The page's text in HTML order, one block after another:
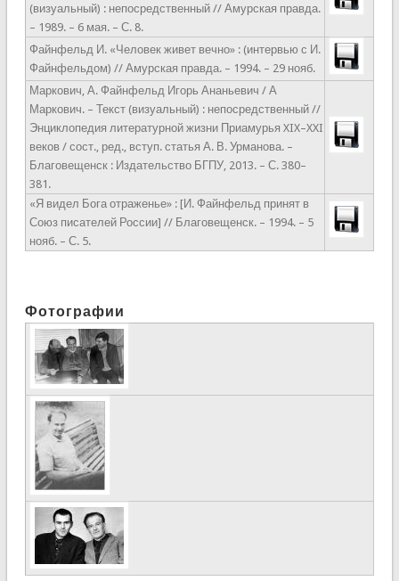
(визуальный) : непосредственный // Амурская правда.
– 1989. – 6 мая. – С. 8.
Файнфельд И. «Человек живет вечно» : (интервью с И.
Файнфельдом) // Амурская правда. – 1994. – 29 нояб.
Маркович, А. Файнфельд Игорь Ананьевич / А
Маркович. – Текст (визуальный) : непосредственный //
Энциклопедия литературной жизни Приамурья XIX–XXI
веков / сост., ред., вступ. статья А. В. Урманова. –
Благовещенск : Издательство БГПУ, 2013. – С. 380–
381.
«Я видел Бога отраженье» : [И. Файнфельд принят в
Союз писателей России] // Благовещенск. – 1994. – 5
нояб. – С. 5.
Фотографии